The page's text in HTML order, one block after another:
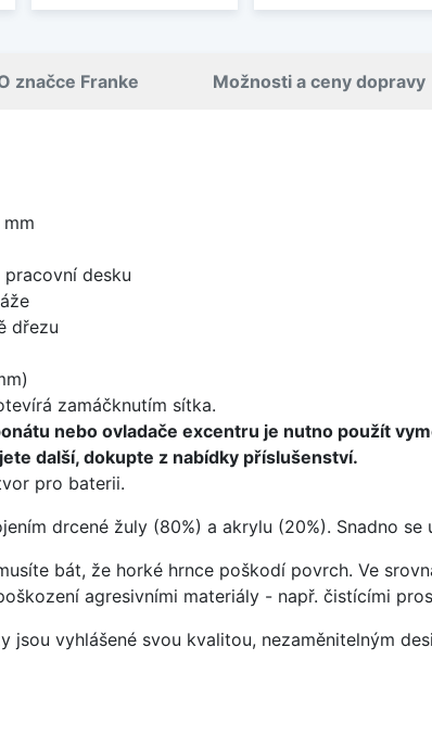
značce Franke Možnosti a ceny dopravy
pracovní desku
dřezu
zamáčknutím sítka.
nebo ovladače excentru je nutno použít
další, dokupte z nabídky příslušenství.
pro baterii.
drcené žuly (80%) a akrylu (20%). Snadno
bát, že horké hrnce poškodí povrch. Ve
agresivními materiály - např. čistícími
vyhlášené svou kvalitou, nezaměnitelným